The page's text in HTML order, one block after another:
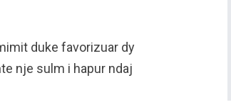
duke favorizuar dy
nje sulm i hapur ndaj